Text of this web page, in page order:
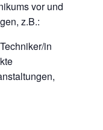
vor und
z.B.:
in